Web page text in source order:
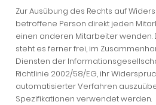
Zur Ausübung des Rechts auf
betroffene Person direkt jeden
einen anderen Mitarbeiter wenden.
steht es ferner frei, im
Diensten der
Richtlinie 2002/58/EG, ihr
automatisierter Verfahren
Spezifikationen verwendet werden.